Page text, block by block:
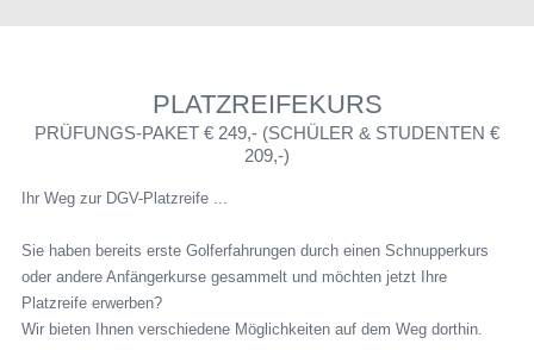
PLATZREIFEKURS
PRÜFUNGS-PAKET € 249,- (SCHÜLER & STUDENTEN €
209,-)
Ihr Weg zur DGV-Platzreife ...
Sie haben bereits erste Golferfahrungen durch einen Schnupperkurs
oder andere Anfängerkurse gesammelt und möchten jetzt Ihre
Platzreife erwerben?
Wir bieten Ihnen verschiedene Möglichkeiten auf dem Weg dorthin.